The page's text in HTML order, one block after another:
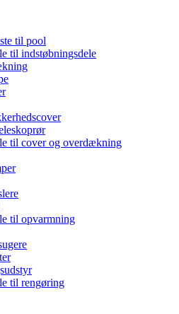
til pool
til indstøbningsdele
til cover og overdækning
til opvarmning
til rengøring